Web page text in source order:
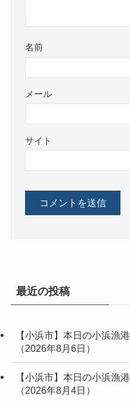
名前
メール
サイト
最近の投稿
【小浜市】本日の小浜漁
（2026年8月6日）
【小浜市】本日の小浜漁
（2026年8月4日）